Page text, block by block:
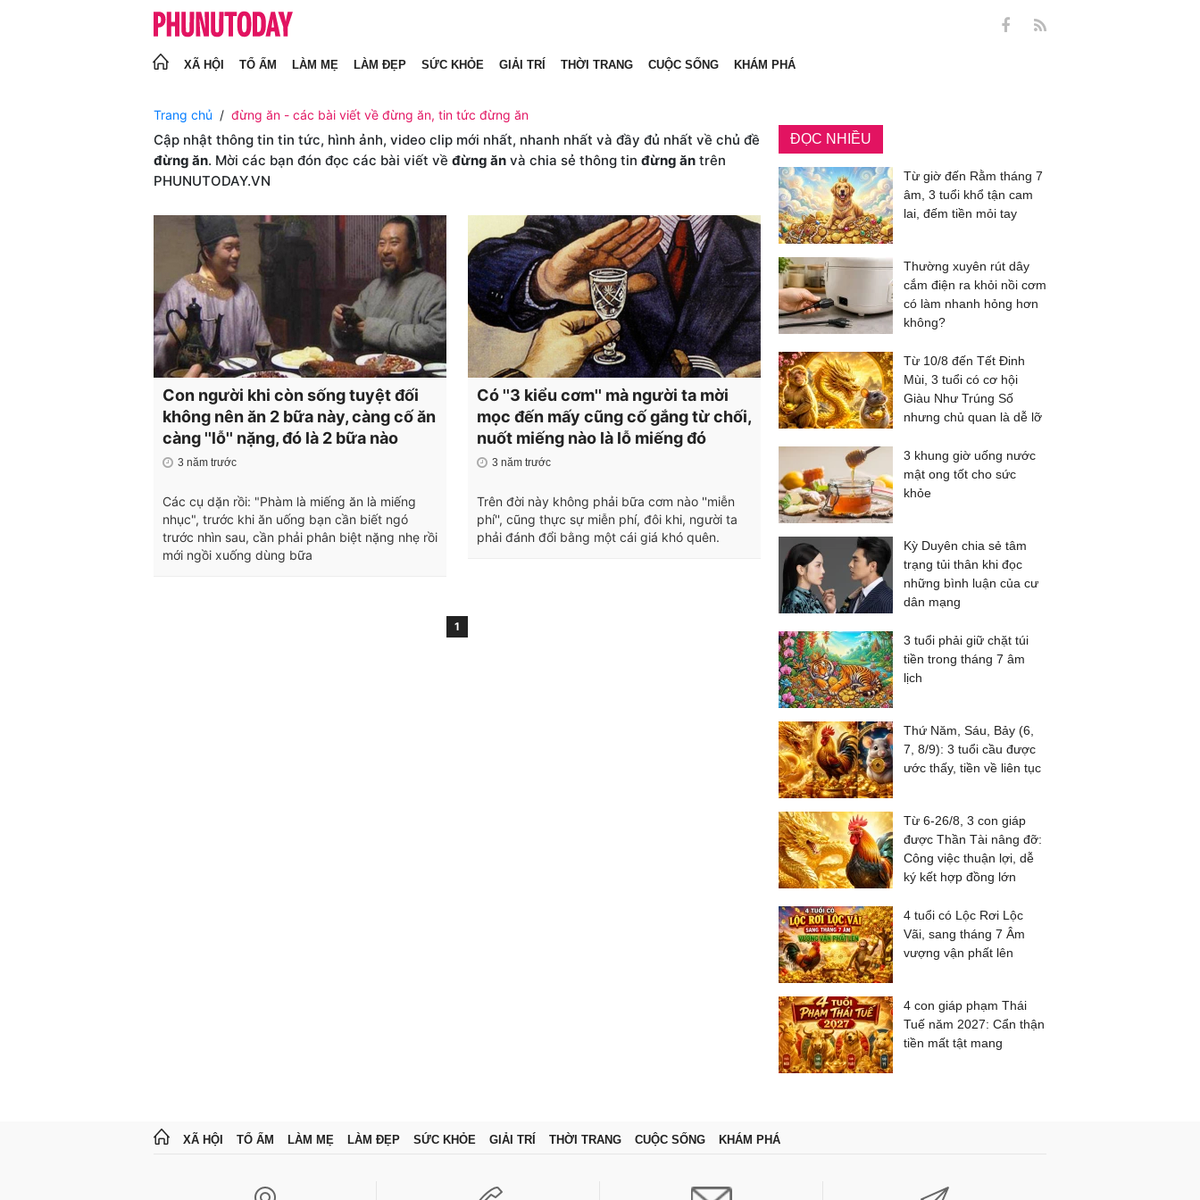
XÃ HỘI TỔ ẤM LÀM MẸ LÀM ĐẸP SỨC KHỎE GIẢI TRÍ THỜI TRANG CUỘC SỐNG KHÁM PHÁ
Trang chủ đừng ăn - các bài viết về đừng ăn, tin tức đừng ăn
Cập nhật thông tin tin tức, hình ảnh, video clip mới nhất, nhanh nhất và đầy đủ nhất về chủ đề
đừng ăn. Mời các bạn đón đọc các bài viết về đừng ăn và chia sẻ thông tin đừng ăn trên
PHUNUTODAY.VN
Con người khi còn sống tuyệt đối
không nên ăn 2 bữa này, càng cố ăn
càng ''lỗ'' nặng, đó là 2 bữa nào
3 năm trước
Các cụ dặn rồi: "Phàm là miếng ăn là miếng
nhục", trước khi ăn uống bạn cần biết ngó
trước nhìn sau, cần phải phân biệt nặng nhẹ rồi
mới ngồi xuống dùng bữa
Có ''3 kiểu cơm'' mà người ta mời
mọc đến mấy cũng cố gắng từ chối,
nuốt miếng nào là lỗ miếng đó
3 năm trước
Trên đời này không phải bữa cơm nào ''miễn
phí'', cũng thực sự miễn phí, đôi khi, người ta
phải đánh đổi bằng một cái giá khó quên.
1
ĐỌC NHIỀU
Từ giờ đến Rằm tháng 7
âm, 3 tuổi khổ tận cam
lai, đếm tiền mỏi tay
Thường xuyên rút dây
cắm điện ra khỏi nồi cơm
có làm nhanh hỏng hơn
không?
Từ 10/8 đến Tết Đinh
Mùi, 3 tuổi có cơ hội
Giàu Như Trúng Số
nhưng chủ quan là dễ lỡ
3 khung giờ uống nước
mật ong tốt cho sức
khỏe
Kỳ Duyên chia sẻ tâm
trạng tủi thân khi đọc
những bình luận của cư
dân mạng
3 tuổi phải giữ chặt túi
tiền trong tháng 7 âm
lịch
Thứ Năm, Sáu, Bảy (6,
7, 8/9): 3 tuổi cầu được
ước thấy, tiền về liên tục
Từ 6-26/8, 3 con giáp
được Thần Tài nâng đỡ:
Công việc thuận lợi, dễ
ký kết hợp đồng lớn
4 tuổi có Lộc Rơi Lộc
Vãi, sang tháng 7 Âm
vượng vận phất lên
4 con giáp phạm Thái
Tuế năm 2027: Cẩn thận
tiền mất tật mang
XÃ HỘI TỔ ẤM LÀM MẸ LÀM ĐẸP SỨC KHỎE GIẢI TRÍ THỜI TRANG CUỘC SỐNG KHÁM PHÁ